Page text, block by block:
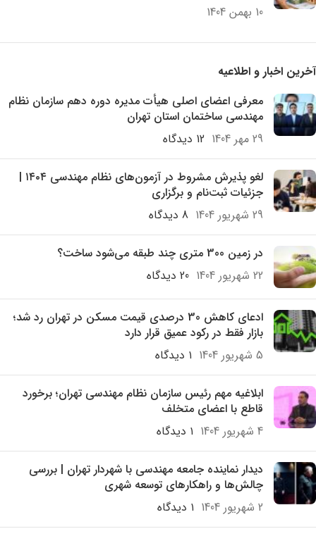
10 بهمن 1404
آخرین اخبار و اطلاعیه
معرفی اعضای اصلی هیأت مدیره دوره دهم سازمان نظام
مهندسی ساختمان استان تهران
29 مهر 1404
12 دیدگاه
لغو پذیرش مشروط در آزمون‌های نظام مهندسی ۱۴۰۴ |
جزئیات ثبت‌نام و برگزاری
29 شهریور 1404
8 دیدگاه
در زمین 300 متری چند طبقه می‌شود ساخت؟
22 شهریور 1404
20 دیدگاه
ادعای کاهش 30 درصدی قیمت مسکن در تهران رد شد؛
بازار فقط در رکود عمیق قرار دارد
5 شهریور 1404
۱ دیدگاه
ابلاغیه مهم رئیس سازمان نظام مهندسی تهران؛ برخورد
قاطع با اعضای متخلف
4 شهریور 1404
۱ دیدگاه
دیدار نماینده جامعه مهندسی با شهردار تهران | بررسی
چالش‌ها و راهکارهای توسعه شهری
2 شهریور 1404
۱ دیدگاه